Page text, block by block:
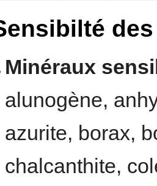
Minéraux
alunogène,
azurite, borax,
chalcanthite,